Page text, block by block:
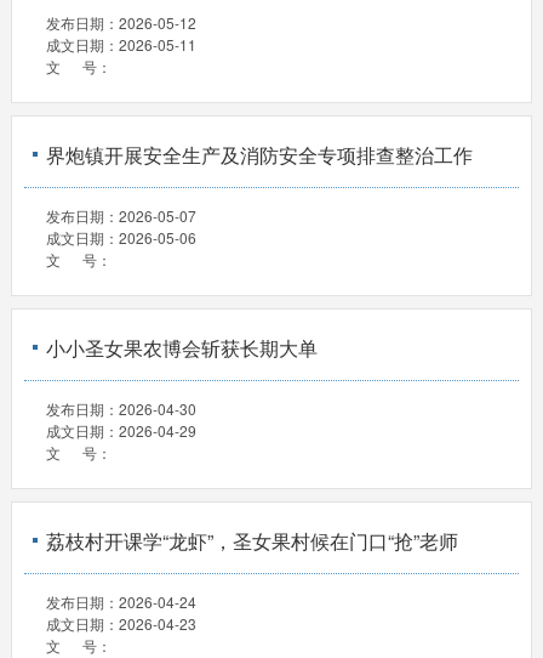
发布日期： 2026-05-12
成文日期： 2026-05-11
文 号：
界炮镇开展安全生产及消防安全专项排查整治工作
发布日期： 2026-05-07
成文日期： 2026-05-06
文 号：
小小圣女果农博会斩获长期大单
发布日期： 2026-04-30
成文日期： 2026-04-29
文 号：
荔枝村开课学“龙虾”，圣女果村候在门口“抢”老师
发布日期： 2026-04-24
成文日期： 2026-04-23
文 号：